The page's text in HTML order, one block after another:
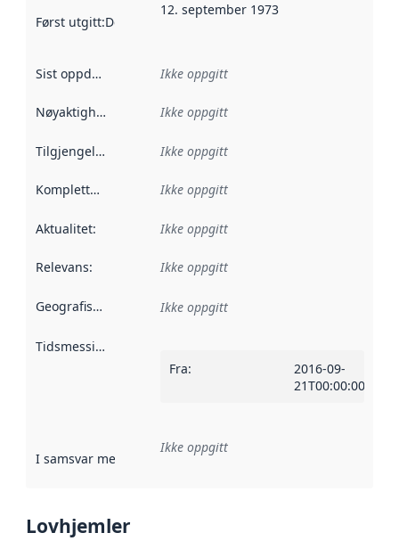
Først utgitt:Denne datoen sier når dataene i dette
12. september 1973
Sist oppdatert Ikke oppgitt
Nøyaktighet Ikke oppgitt
Tilgjengelighet Ikke oppgitt
Kompletthet Ikke oppgitt
Aktualitet: Ikke oppgitt
Relevans: Ikke oppgitt
Geografisk avgrensning :
Ikke oppgitt
Tidsmessig avgrensning
Fra:
2016-09-
21T00:00:00Z
I samsvar med Referanse til en implementasjonsregel
Ikke oppgitt
Lovhjemler